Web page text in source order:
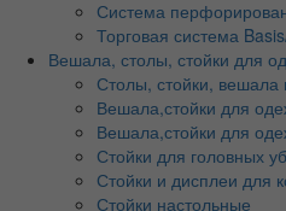
Система
Торговая система
Вешала, столы, стойки для
Столы, стойки, вешала
Вешала,стойки для
Вешала,стойки для
Стойки для головных
Стойки и дисплеи для
Стойки настольные